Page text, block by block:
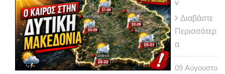
v
Διαβάστε
Περισσότερ
α
09 Αύγουστο